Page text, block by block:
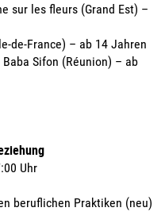
sur les fleurs (Grand Est) –
de-France) – ab 14 Jahren
Sifon (Réunion) – ab
Uhr
beruflichen Praktiken (neu)